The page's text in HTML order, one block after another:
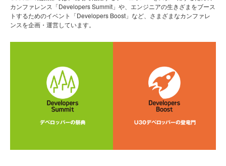
カンファレンス「Developers Summit」や、エンジニアの生きざまをブース
トするためのイベント「Developers Boost」など、さまざまなカンファレ
ンスを企画・運営しています。